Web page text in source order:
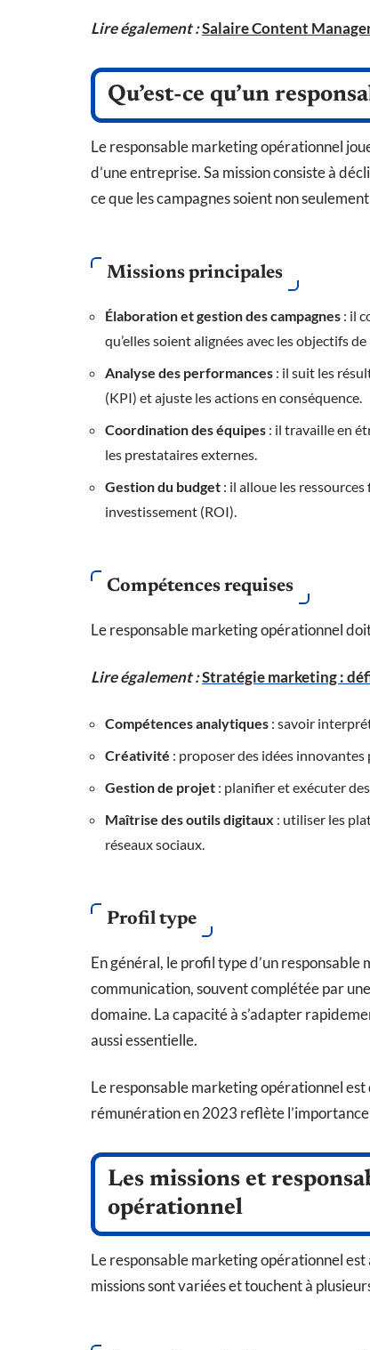
Lire également :Salaire Content
Qu’est-ce qu’un
Le responsable marketing opérationnel
d’une entreprise. Sa mission consiste à
ce que les campagnes soient non
Missions principales
Élaboration et gestion des campagnes : il
qu’elles soient alignées avec les objectifs de
Analyse des performances : il suit les
(KPI) et ajuste les actions en conséquence.
Coordination des équipes : il travaille en
les prestataires externes.
Gestion du budget : il alloue les
investissement (ROI).
Compétences requises
Le responsable marketing opérationnel
Lire également :Stratégie marketing :
Compétences analytiques : savoir
Créativité : proposer des idées
Gestion de projet : planifier et exécuter
Maîtrise des outils digitaux : utiliser les
réseaux sociaux.
Profil type
En général, le profil type d’un
communication, souvent complétée par
domaine. La capacité à s’adapter
aussi essentielle.
Le responsable marketing opérationnel
rémunération en 2023 reflète
Les missions et
opérationnel
Le responsable marketing opérationnel
missions sont variées et touchent à